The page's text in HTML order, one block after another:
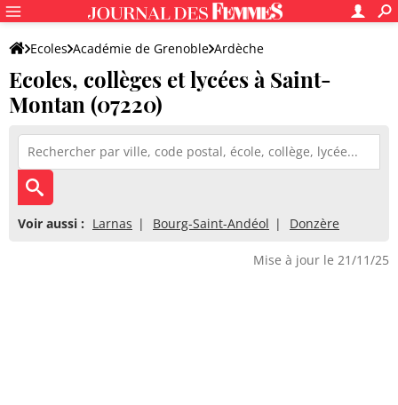
Ecoles Académie de Grenoble Ardèche
Ecoles, collèges et lycées à Saint-
Montan (07220)
Voir aussi : Larnas Bourg-Saint-Andéol Donzère
Mise à jour le 21/11/25